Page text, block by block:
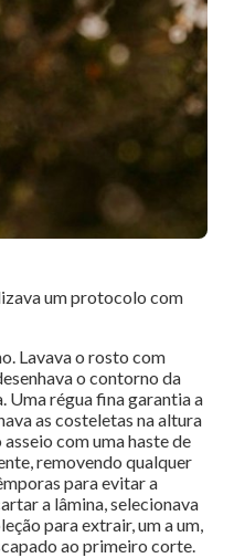
um protocolo com
Lavava o rosto com
o contorno da
Uma régua fina garantia a
as costeletas na altura
com uma haste de
removendo qualquer
para evitar a
a lâmina, selecionava
para extrair, um a um,
ao primeiro corte.